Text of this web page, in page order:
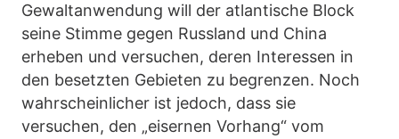
Gewaltanwendung will der atlantische Block
seine Stimme gegen Russland und China
erheben und versuchen, deren Interessen in
den besetzten Gebieten zu begrenzen. Noch
wahrscheinlicher ist jedoch, dass sie
versuchen, den „eisernen Vorhang“ vom